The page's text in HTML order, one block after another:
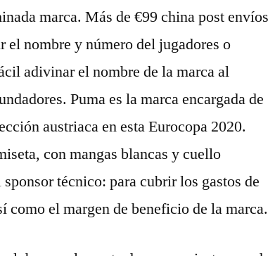
marca. Más de €99 china post envíos
nombre y número del jugadores o
adivinar el nombre de la marca al
Puma es la marca encargada de
austriaca en esta Eurocopa 2020.
con mangas blancas y cuello
técnico: para cubrir los gastos de
el margen de beneficio de la marca.